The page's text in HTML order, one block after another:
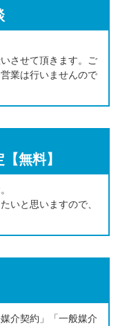
させて頂きます。ご
業は行いませんので
無料】
いと思いますので、
介契約」「一般媒介